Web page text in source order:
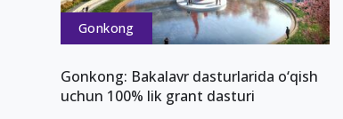
Gonkong
Gonkong: Bakalavr dasturlarida o‘qish
uchun 100% lik grant dasturi